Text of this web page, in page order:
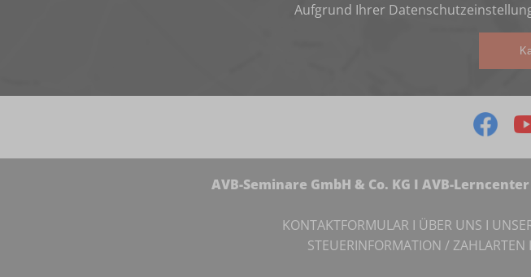
Aufgrund Ihrer
AVB-Seminare GmbH & Co. KG I AVB-Lerncenter
KONTAKTFORMULAR I ÜBER UNS I
STEUERINFORMATION / ZAHLARTEN I